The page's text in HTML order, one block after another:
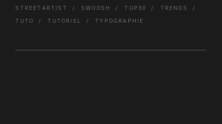
STREETARTIST
SWOOSH TOP30
TRENDS
TUTO
TUTORIEL TYPOGRAPHIE